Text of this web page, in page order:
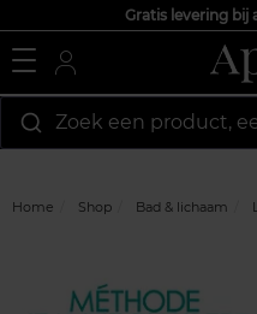
Gratis levering bij
Zoek een product,
Home Shop Bad & lichaam